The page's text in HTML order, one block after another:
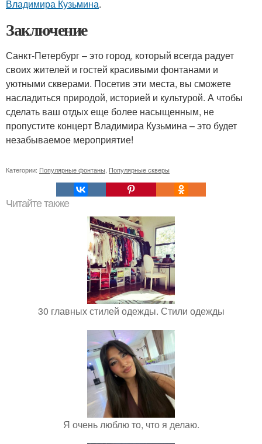
Владимира Кузьмина.
Заключение
Санкт-Петербург – это город, который всегда радует
своих жителей и гостей красивыми фонтанами и
уютными скверами. Посетив эти места, вы сможете
насладиться природой, историей и культурой. А чтобы
сделать ваш отдых еще более насыщенным, не
пропустите концерт Владимира Кузьмина – это будет
незабываемое мероприятие!
Категории: Популярные фонтаны Популярные скверы
Читайте также
30 главных стилей одежды. Стили одежды
Я очень люблю то, что я делаю.